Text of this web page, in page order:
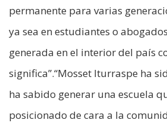
permanente para varias
ya sea en estudiantes o
generada en el interior del país
significa”.“Mosset Iturraspe ha
ha sabido generar una escuela
posicionado de cara a la